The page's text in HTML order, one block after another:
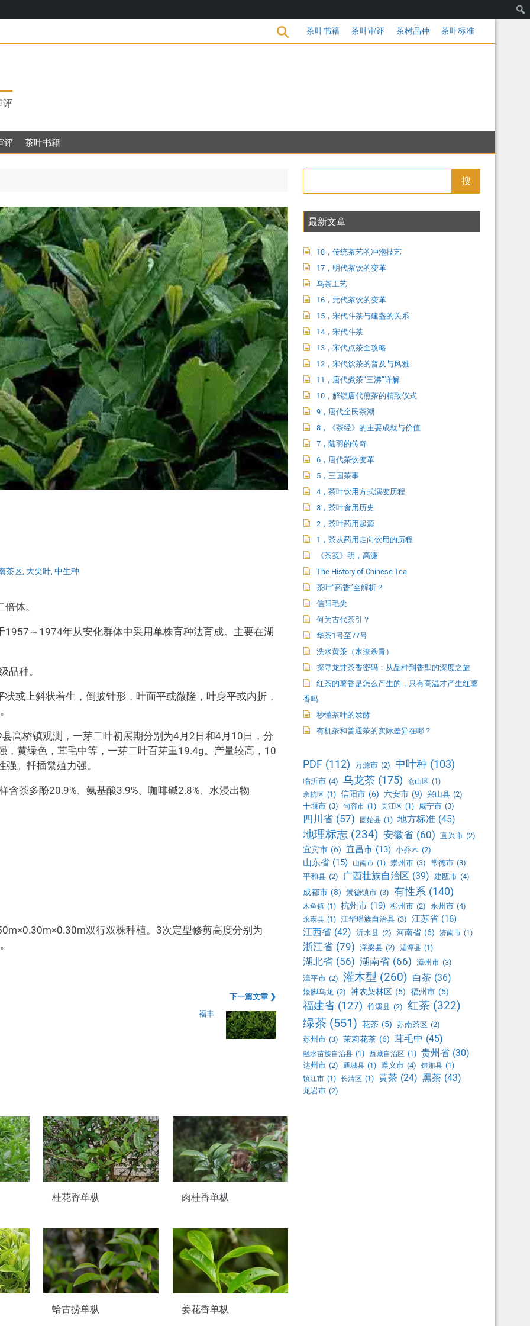
17，明代茶饮的变革 茶叶书籍 茶叶审评 茶树品种 茶叶标准
评
评 茶叶书籍
茶区, 大尖叶, 中生种
体。
～1974年从安化群体中采用单株育种法育成。主要在湖
品种。
或上斜状着生，倒披针形，叶面平或微隆，叶身平或内折，
高桥镇观测，一芽二叶初展期分别为4月2日和4月10日，分
黄绿色，茸毛中等，一芽二叶百芽重19.4g。产量较高，10
。扦插繁殖力强。
茶多酚20.9%、氨基酸3.9%、咖啡碱2.8%、水浸出物
双行双株种植。3次定型修剪高度分别为
下一篇文章 ❯
福丰
桂花香单枞 肉桂香单枞
蛤古捞单枞 姜花香单枞
搜
最新文章
18，传统茶艺的冲泡技艺
17，明代茶饮的变革
乌茶工艺
16，元代茶饮的变革
15，宋代斗茶与建盏的关系
14，宋代斗茶
13，宋代点茶全攻略
12，宋代饮茶的普及与风雅
11，唐代煮茶“三沸”详解
10，解锁唐代煎茶的精致仪式
9，唐代全民茶潮
8，《茶经》的主要成就与价值
7，陆羽的传奇
6，唐代茶饮变革
5，三国茶事
4，茶叶饮用方式演变历程
3，茶叶食用历史
2，茶叶药用起源
1，茶从药用走向饮用的历程
《茶笺》明，高濂
The History of Chinese Tea
茶叶“药香”全解析？
信阳毛尖
何为古代茶引？
华茶1号至77号
洗水黄茶（水潦杀青）
探寻龙井茶香密码：从品种到香型的深度之旅
红茶的薯香是怎么产生的，只有高温才产生红薯
香吗
秒懂茶叶的发酵
有机茶和普通茶的实际差异在哪？
PDF (112) 万源市 (2) 中叶种 (103)
临沂市 (4) 乌龙茶 (175) 仓山区 (1)
余杭区 (1) 信阳市 (6) 六安市 (9) 兴山县 (2)
十堰市 (3) 句容市 (1) 吴江区 (1) 咸宁市 (3)
四川省 (57) 固始县 (1) 地方标准 (45)
地理标志 (234) 安徽省 (60) 宜兴市 (2)
宜宾市 (6) 宜昌市 (13) 小乔木 (2)
山东省 (15) 山南市 (1) 崇州市 (3) 常德市 (3)
平和县 (2) 广西壮族自治区 (39) 建瓯市 (4)
成都市 (8) 景德镇市 (3) 有性系 (140)
木鱼镇 (1) 杭州市 (19) 柳州市 (2) 永州市 (4)
永泰县 (1) 江华瑶族自治县 (3) 江苏省 (16)
江西省 (42) 沂水县 (2) 河南省 (6) 济南市 (1)
浙江省 (79) 浮梁县 (2) 湄潭县 (1)
湖北省 (56) 湖南省 (66) 漳州市 (3)
漳平市 (2) 灌木型 (260) 白茶 (36)
矮脚乌龙 (2) 神农架林区 (5) 福州市 (5)
福建省 (127) 竹溪县 (2) 红茶 (322)
绿茶 (551) 花茶 (5) 苏南茶区 (2)
苏州市 (3) 茉莉花茶 (6) 茸毛中 (45)
融水苗族自治县 (1) 西藏自治区 (1) 贵州省 (30)
达州市 (2) 通城县 (1) 遵义市 (4) 错那县 (1)
镇江市 (1) 长清区 (1) 黄茶 (24) 黑茶 (43)
龙岩市 (2)